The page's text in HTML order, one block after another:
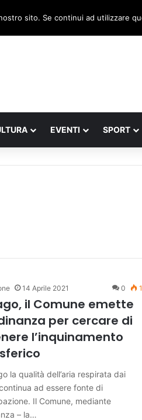
EVENTI SPORT
14 Aprile 2021 0
il Comune emette
per cercare di
l’inquinamento
la qualità dell’aria respirata dai
ad essere fonte di
Il Comune, mediante
– la…
sito. Se continui ad utilizzare